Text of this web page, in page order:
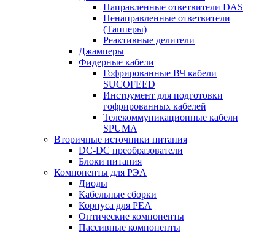
Направленные ответвители DAS
Ненаправленные ответвители
(Тапперы)
Реактивные делители
Джамперы
Фидерные кабели
Гофрированные ВЧ кабели
SUCOFEED
Инструмент для подготовки
гофрированных кабелей
Телекоммуникационные кабели
SPUMA
Вторичные источники питания
DC-DC преобразователи
Блоки питания
Компоненты для РЭА
Диоды
Кабельные сборки
Корпуса для РЕА
Оптические компоненты
Пассивные компоненты